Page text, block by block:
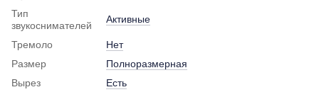
Тип
звукоснимателей
Активные
Тремоло
Нет
Размер
Полноразмерная
Вырез
Есть